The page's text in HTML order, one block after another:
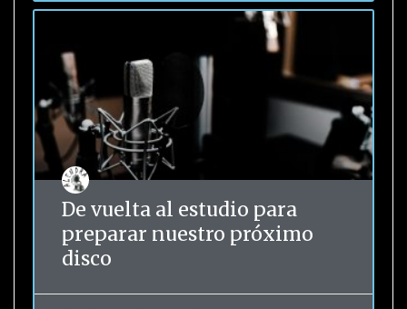
De vuelta al estudio para
preparar nuestro próximo
disco